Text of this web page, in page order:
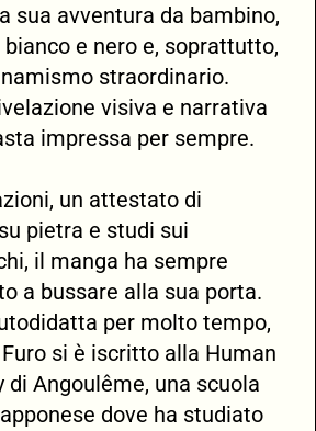
sua avventura da bambino,
e nero e, soprattutto,
straordinario.
visiva e narrativa
impressa per sempre.
un attestato di
pietra e studi sui
il manga ha sempre
a bussare alla sua porta.
per molto tempo,
si è iscritto alla Human
di Angoulême, una scuola
dove ha studiato